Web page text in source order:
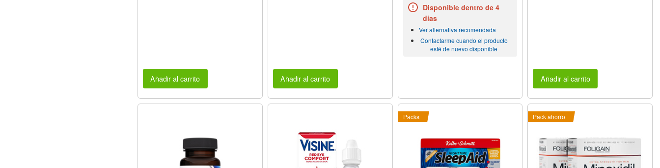
Añadir al carrito Añadir al carrito
Disponible dentro de 4
días
Ver alternativa recomendada
Contactarme cuando el producto
esté de nuevo disponible
Añadir al carrito
Packs Pack ahorro